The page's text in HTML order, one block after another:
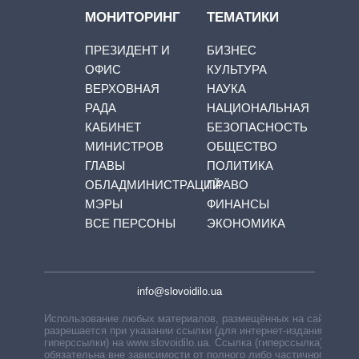
МОНИТОРИНГ
ПРЕЗИДЕНТ И
ОФИС
ВЕРХОВНАЯ
РАДА
КАБИНЕТ
МИНИСТРОВ
ГЛАВЫ
ОБЛАДМИНИСТРАЦИЙ
МЭРЫ
ВСЕ ПЕРСОНЫ
ТЕМАТИКИ
БИЗНЕС
КУЛЬТУРА
НАУКА
НАЦИОНАЛЬНАЯ
БЕЗОПАСНОСТЬ
ОБЩЕСТВО
ПОЛИТИКА
ПРАВО
ФИНАНСЫ
ЭКОНОМИКА
info@slovoidilo.ua
Использование любых материалов, размещённых на сайте,
разрешается при указании ссылки (для интернет-изданий —
гиперссылки) на www.slovoidilo.ua. Ссылка (гиперссылка)
обязательна вне зависимости от полного либо частичного